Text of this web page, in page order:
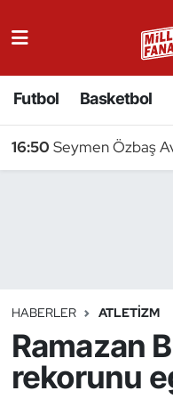
Futbol Basketbol
16:50 Seymen Özbaş
HABERLER ATLETIZM
Ramazan
rekorunu
Badminton
Binicilik
Bisiklet